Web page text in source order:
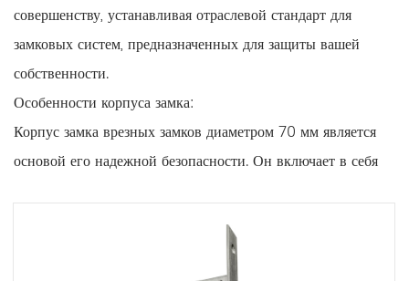
совершенству, устанавливая отраслевой стандарт для
замковых систем, предназначенных для защиты вашей
собственности.
Особенности корпуса замка:
Корпус замка врезных замков диаметром 70 мм является
основой его надежной безопасности. Он включает в себя
удобство жилой и коммерческой недвижимости: